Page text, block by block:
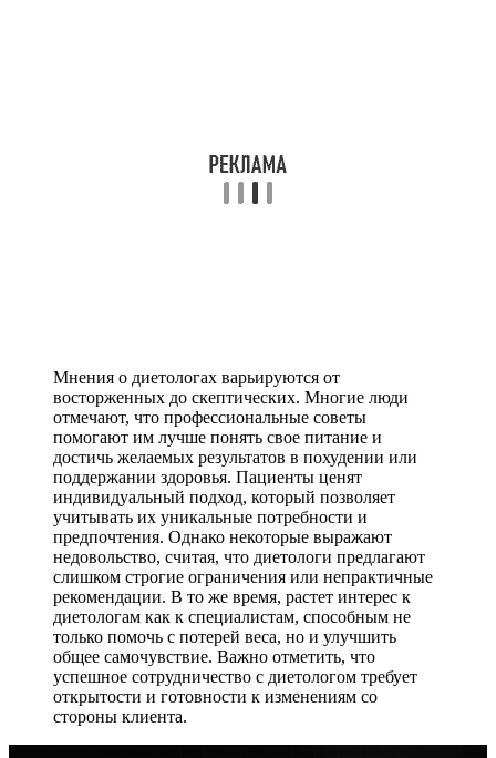
Мнения о диетологах варьируются от
восторженных до скептических. Многие люди
отмечают, что профессиональные советы
помогают им лучше понять свое питание и
достичь желаемых результатов в похудении или
поддержании здоровья. Пациенты ценят
индивидуальный подход, который позволяет
учитывать их уникальные потребности и
предпочтения. Однако некоторые выражают
недовольство, считая, что диетологи предлагают
слишком строгие ограничения или непрактичные
рекомендации. В то же время, растет интерес к
диетологам как к специалистам, способным не
только помочь с потерей веса, но и улучшить
общее самочувствие. Важно отметить, что
успешное сотрудничество с диетологом требует
открытости и готовности к изменениям со
стороны клиента.